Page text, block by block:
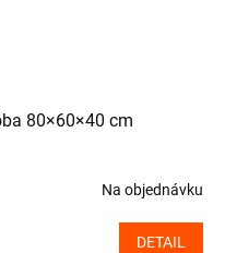
80×60×40 cm
Na objednávku
DETAIL